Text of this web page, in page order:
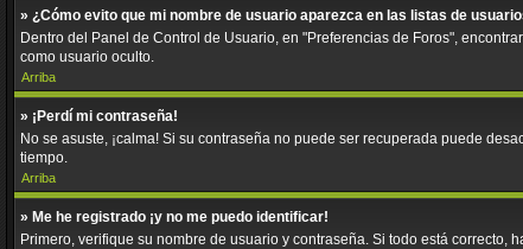
» ¿Cómo evito que mi nombre de usuario aparezca en las listas de
Dentro del Panel de Control de Usuario, en "Preferencias de Foros",
como usuario oculto.
Arriba
» ¡Perdí mi contraseña!
No se asuste, ¡calma! Si su contraseña no puede ser recuperada puede
tiempo.
Arriba
» Me he registrado ¡y no me puedo identificar!
Primero, verifique su nombre de usuario y contraseña. Si todo está